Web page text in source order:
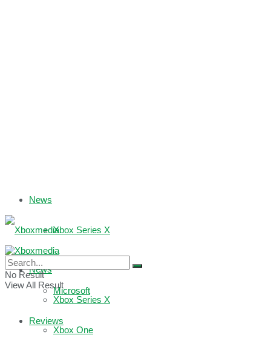
News
Xbox Series X
Microsoft
Reviews
News
Xbox Series X
Xbox One
No Result
View All Result